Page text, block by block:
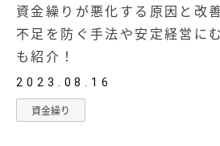
資金繰りが悪化する原因と改
不足を防ぐ手法や安定経営に
も紹介！
2023.08.16
資金繰り